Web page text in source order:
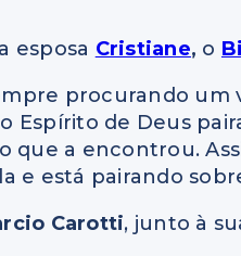
esposa Cristiane, o
procurando um
Espírito de Deus
que a encontrou.
e está pairando
Carotti, junto à